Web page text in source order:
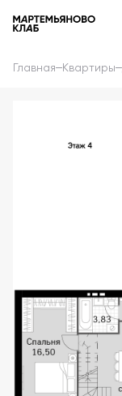
Главная Квартиры